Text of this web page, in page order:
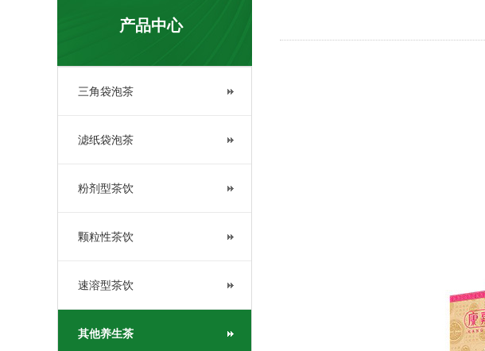
产品中心
三角袋泡茶
滤纸袋泡茶
粉剂型茶饮
颗粒性茶饮
速溶型茶饮
其他养生茶